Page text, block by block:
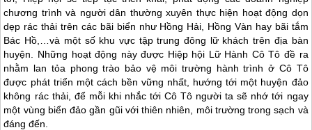
chương trình và người dân thường xuyên thực hiện hoạt động dọn
dẹp rác thải trên các bãi biển như Hồng Hải, Hồng Vàn hay bãi tắm
Bác Hồ,…và một số khu vực tập trung đông lữ khách trên địa bàn
huyện. Những hoạt động này được Hiệp hội Lữ Hành Cô Tô đề ra
nhằm lan tỏa phong trào bảo vệ môi trường hành trình ở Cô Tô
được phát triển một cách bền vững nhất, hướng tới một huyện đảo
không rác thải, để mỗi khi nhắc tớiCô Tô người ta sẽ nhớ tới ngay
một vùng biển đảo gần gũi với thiên nhiên, môi trường trong sạch và
đáng đến.